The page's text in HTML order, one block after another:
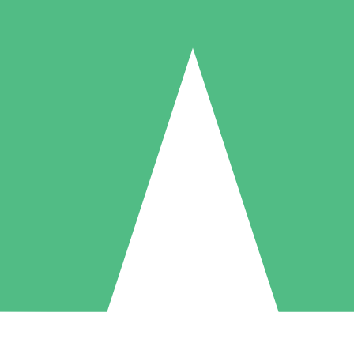
Packs de Crédits Individuels
à l'utilisation avec des crédits de téléchargement. Sans engagement
5 Téléchargements
US$